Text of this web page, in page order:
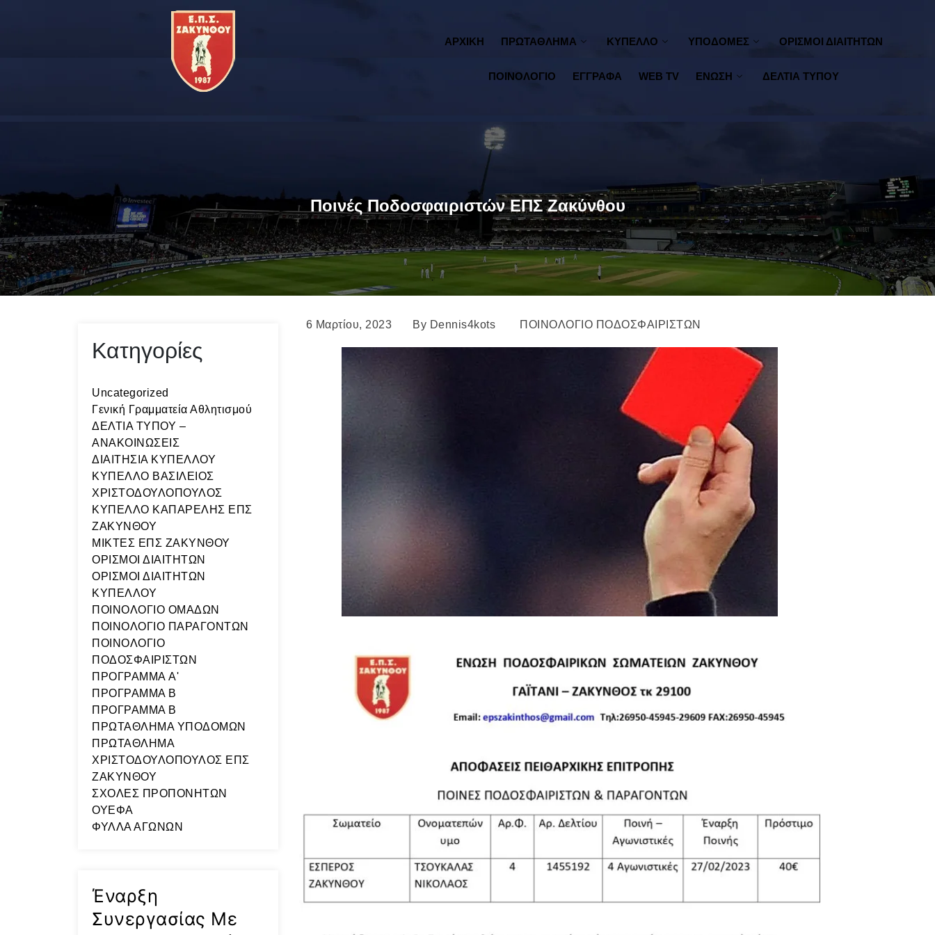
ΑΡΧΙΚΗ ΠΡΩΤΑΘΛΗΜΑ ΚΥΠΕΛΛΟ ΥΠΟΔΟΜΕΣ ΟΡΙΣΜΟΙ ΔΙΑΙΤΗΤΩΝ
ΠΟΙΝΟΛΟΓΙΟ ΕΓΓΡΑΦΑ WEB TV ΕΝΩΣΗ ΔΕΛΤΙΑ ΤΥΠΟΥ
Ποινές Ποδοσφαιριστών ΕΠΣ Ζακύνθου
Κατηγορίες
Uncategorized
Γενική Γραμματεία Αθλητισμού
ΔΕΛΤΙΑ ΤΥΠΟΥ –
ΑΝΑΚΟΙΝΩΣΕΙΣ
ΔΙΑΙΤΗΣΙΑ ΚΥΠΕΛΛΟΥ
ΚΥΠΕΛΛΟ ΒΑΣΙΛΕΙΟΣ
ΧΡΙΣΤΟΔΟΥΛΟΠΟΥΛΟΣ
ΚΥΠΕΛΛΟ ΚΑΠΑΡΕΛΗΣ ΕΠΣ
ΖΑΚΥΝΘΟΥ
ΜΙΚΤΕΣ ΕΠΣ ΖΑΚΥΝΘΟΥ
ΟΡΙΣΜΟΙ ΔΙΑΙΤΗΤΩΝ
ΟΡΙΣΜΟΙ ΔΙΑΙΤΗΤΩΝ
ΚΥΠΕΛΛΟΥ
ΠΟΙΝΟΛΟΓΙΟ ΟΜΑΔΩΝ
ΠΟΙΝΟΛΟΓΙΟ ΠΑΡΑΓΟΝΤΩΝ
ΠΟΙΝΟΛΟΓΙΟ
ΠΟΔΟΣΦΑΙΡΙΣΤΩΝ
ΠΡΟΓΡΑΜΜΑ A'
ΠΡΟΓΡΑΜΜΑ Β
ΠΡΟΓΡΑΜΜΑ Β
ΠΡΩΤΑΘΛΗΜΑ ΥΠΟΔΟΜΩΝ
ΠΡΩΤΑΘΛΗΜΑ
ΧΡΙΣΤΟΔΟΥΛΟΠΟΥΛΟΣ ΕΠΣ
ΖΑΚΥΝΘΟΥ
ΣΧΟΛΕΣ ΠΡΟΠΟΝΗΤΩΝ
ΟΥΕΦΑ
ΦΥΛΛΑ ΑΓΩΝΩΝ
Έναρξη
Συνεργασίας Με
6 Μαρτίου, 2023 By Dennis4kots ΠΟΙΝΟΛΟΓΙΟ ΠΟΔΟΣΦΑΙΡΙΣΤΩΝ